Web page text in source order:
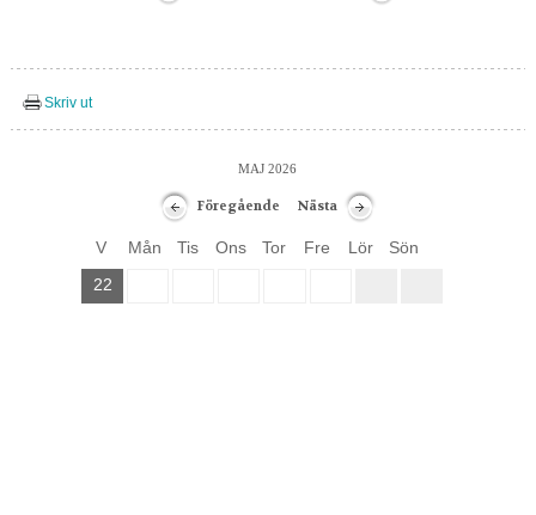
Skriv ut
MAJ 2026
Föregående Nästa
V Mån Tis Ons Tor Fre Lör
Sön
22